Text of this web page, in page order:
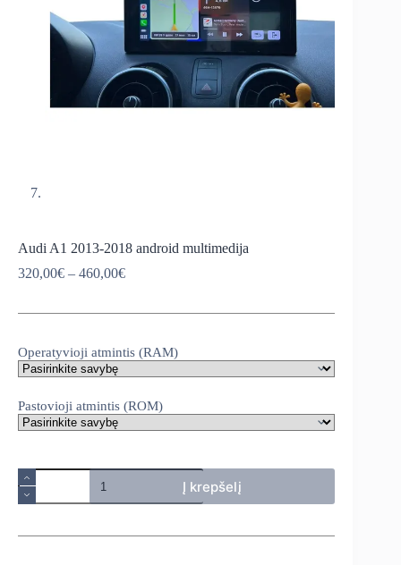
Audi A1 2013-2018 android multimedija
320,00€ – 460,00€Price
Operatyvioji atmintis (RAM)
Pastovioji atmintis (ROM)
produkto
kiekis:
Audi
2013-
Į krepšelį